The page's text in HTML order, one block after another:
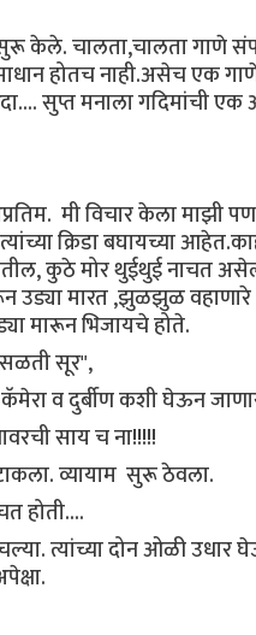
केले. चालता,चालता गाणे
होतच नाही.असेच एक
सुप्त मनाला गदिमांची
मी विचार केला माझी
क्रिडा बघायच्या
कुठे मोर थुईथुई नाचत
उड्या मारत ,झुळझुळ
मारून भिजायचे होते.
सूर",
व दुर्बीण कशी घेऊन
साय च ना!!!!!
व्यायाम सुरू ठेवला.
होती....
त्यांच्या दोन ओळी